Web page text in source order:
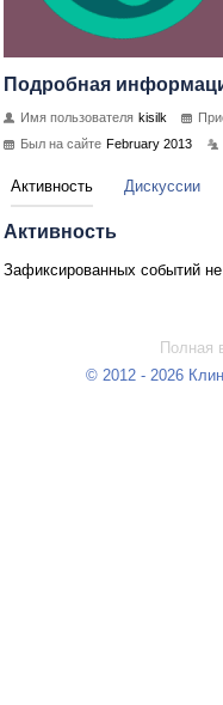
Подробная
Имя пользователя kisilk
Был на сайте February 2013
Активность Дискуссии
Активность
Зафиксированных событий
Полная
© 2012 - 2026